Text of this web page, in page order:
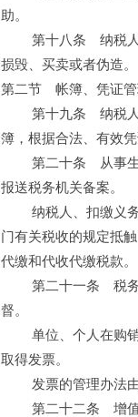
助。
第十八条 纳税人按
损毁、买卖或者伪造。
第二节 帐簿、凭证管
第十九条 纳税人、
簿，根据合法、有效
第二十条 从事生产
报送税务机关备案。
纳税人、扣缴义务
门有关税收的规定抵
代缴和代收代缴税款。
第二十一条 税务机
督。
单位、个人在购销
取得发票。
发票的管理办法由
第二十二条 增值税